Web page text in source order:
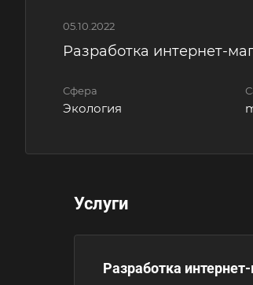
05.10.2022
Разработка интернет-
Сфера
Экология
Услуги
Разработка